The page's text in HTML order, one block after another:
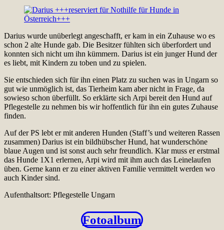
Darius wurde unüberlegt angeschafft, er kam in ein Zuhause wo es
schon 2 alte Hunde gab. Die Besitzer fühlten sich überfordert und
konnten sich nicht um ihn kümmern. Darius ist ein junger Hund der
es liebt, mit Kindern zu toben und zu spielen.
Sie entschieden sich für ihn einen Platz zu suchen was in Ungarn so
gut wie unmöglich ist, das Tierheim kam aber nicht in Frage, da
sowieso schon überfüllt. So erklärte sich Arpi bereit den Hund auf
Pflegestelle zu nehmen bis wir hoffentlich für ihn ein gutes Zuhause
finden.
Auf der PS lebt er mit anderen Hunden (Staff’s und weiteren Rassen
zusammen) Darius ist ein bildhübscher Hund, hat wunderschöne
blaue Augen und ist sonst auch sehr freundlich. Klar muss er erstmal
das Hunde 1X1 erlernen, Arpi wird mit ihm auch das Leinelaufen
üben. Gerne kann er zu einer aktiven Familie vermittelt werden wo
auch Kinder sind.
Aufenthaltsort: Pflegestelle Ungarn
Fotoalbum